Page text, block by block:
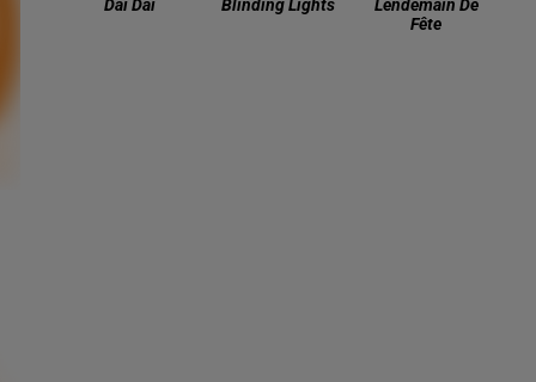
Daï Daï Blinding Lights
Lendemain De
Fête